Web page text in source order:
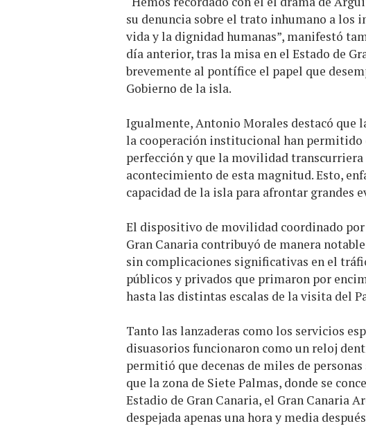
su denuncia sobre el trato inhumano a los
vida y la dignidad humanas”, manifestó
día anterior, tras la misa en el Estado de
brevemente al pontífice el papel que
Gobierno de la isla.
Igualmente, Antonio Morales destacó que
la cooperación institucional han
perfección y que la movilidad
acontecimiento de esta magnitud. Esto,
capacidad de la isla para afrontar grandes
El dispositivo de movilidad coordinado
Gran Canaria contribuyó de manera
sin complicaciones significativas en el
públicos y privados que primaron por
hasta las distintas escalas de la visita del
Tanto las lanzaderas como los servicios
disuasorios funcionaron como un reloj
permitió que decenas de miles de
que la zona de Siete Palmas, donde se
Estadio de Gran Canaria, el Gran Canaria
despejada apenas una hora y media